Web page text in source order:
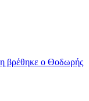
βρέθηκε ο Θοδωρής